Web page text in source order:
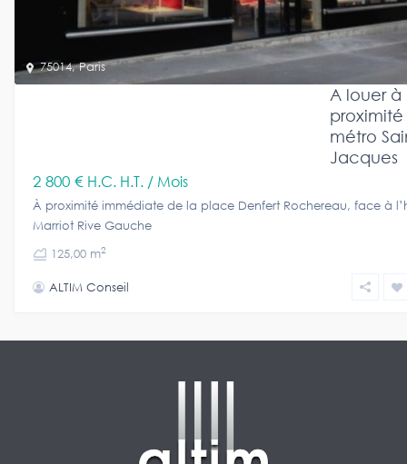
75014,Paris
A louer à
métro
Jacques
2 800 € H.C. H.T. / Mois
À proximité immédiate de la place Denfert Rochereau, face à
Marriot Rive Gauche
125,00 m2
ALTIM Conseil